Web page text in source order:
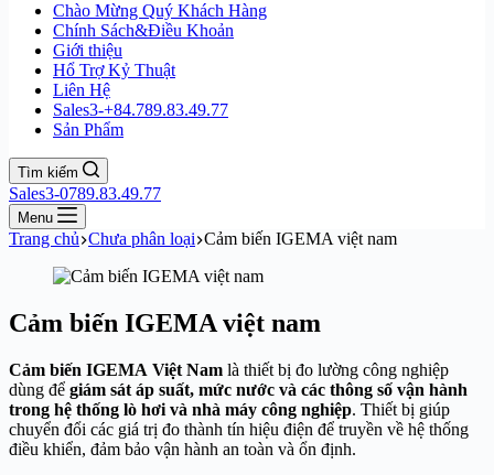
Chào Mừng Quý Khách Hàng
Chính Sách&Điều Khoản
Giới thiệu
Hổ Trợ Kỷ Thuật
Liên Hệ
Sales3-+84.789.83.49.77
Sản Phẩm
Tìm kiếm
Sales3-0789.83.49.77
Menu
Trang chủ Chưa phân loại Cảm biến IGEMA việt nam
Cảm biến IGEMA việt nam
Cảm biến IGEMA Việt Nam là thiết bị đo lường công nghiệp
dùng để giám sát áp suất, mức nước và các thông số vận hành
trong hệ thống lò hơi và nhà máy công nghiệp. Thiết bị giúp
chuyển đổi các giá trị đo thành tín hiệu điện để truyền về hệ thống
điều khiển, đảm bảo vận hành an toàn và ổn định.